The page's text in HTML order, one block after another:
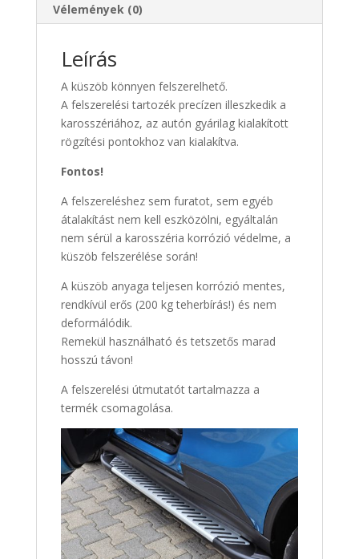
Vélemények (0)
Leírás
A küszöb könnyen felszerelhető.
A felszerelési tartozék precízen illeszkedik a
karosszériához, az autón gyárilag kialakított
rögzítési pontokhoz van kialakítva.
Fontos!
A felszereléshez sem furatot, sem egyéb
átalakítást nem kell eszközölni, egyáltalán
nem sérül a karosszéria korrózió védelme, a
küszöb felszerélése során!
A küszöb anyaga teljesen korrózió mentes,
rendkívül erős (200 kg teherbírás!) és nem
deformálódik.
Remekül használható és tetszetős marad
hosszú távon!
A felszerelési útmutatót tartalmazza a
termék csomagolása.